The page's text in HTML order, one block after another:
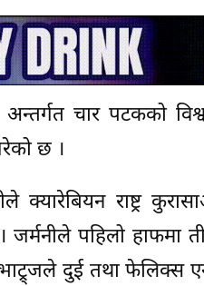
चार पटकको
छ ।
राष्ट्र
पहिलो हाफमा
दुई तथा फेलिक्स